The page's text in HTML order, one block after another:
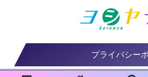
プライバシー